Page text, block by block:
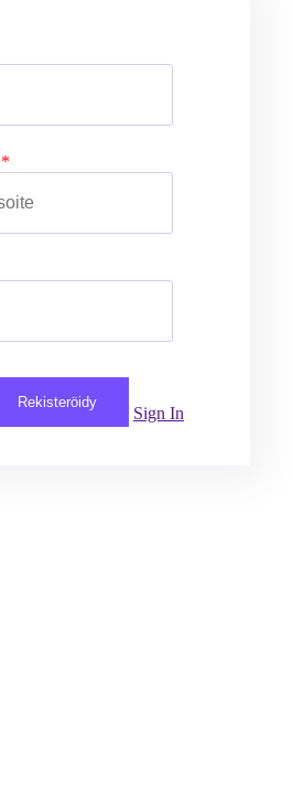
Rekisteröidy
Sign In